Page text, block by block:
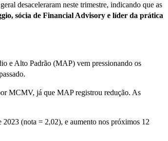
desaceleraram neste trimestre, indicando que as
sócia de Financial Advisory e líder da prática
e Alto Padrão (MAP) vem pressionando os
MCMV, já que MAP registrou redução. As
2023 (nota = 2,02), e aumento nos próximos 12